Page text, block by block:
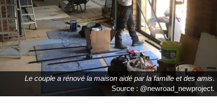
Le couple a rénové la maison aidé par la famille et des amis.
Source : @newroad_newproject.